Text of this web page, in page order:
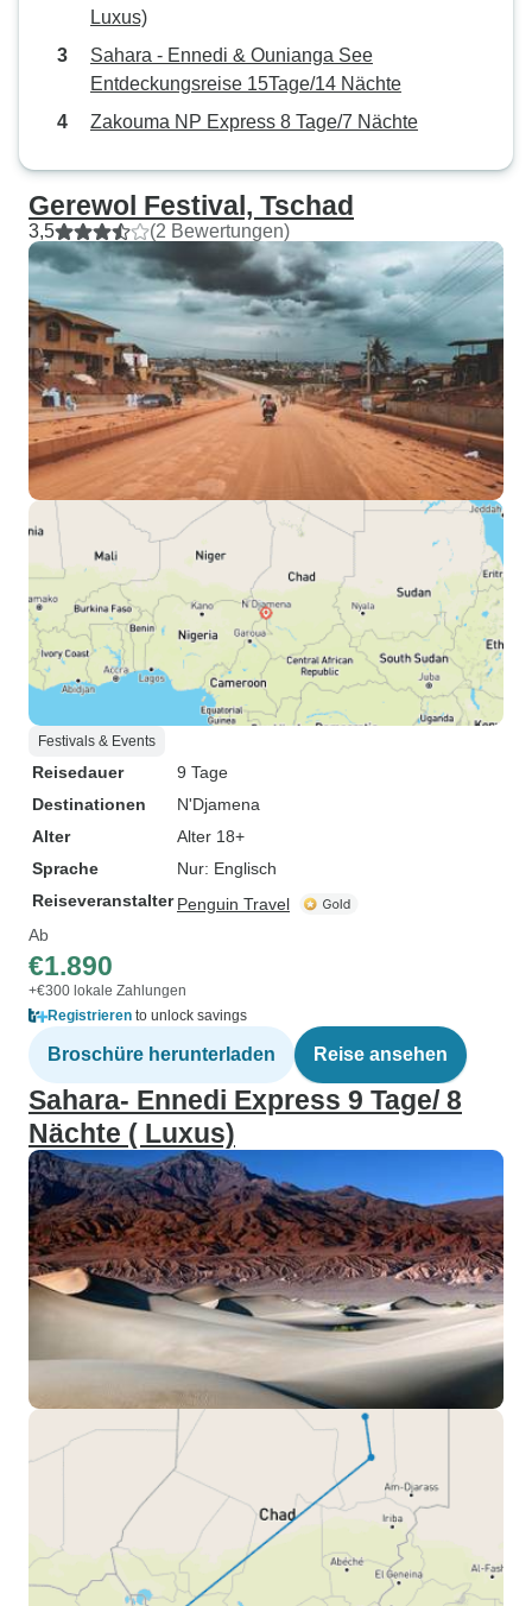
Luxus)
Sahara - Ennedi & Ounianga See
Entdeckungsreise 15Tage/14 Nächte
Zakouma NP Express 8 Tage/7 Nächte
Gerewol Festival, Tschad
3,5 (2 Bewertungen)
Festivals & Events
Reisedauer
9 Tage
Destinationen
N'Djamena
Alter
Alter 18+
Sprache
Nur: Englisch
Reiseveranstalter Penguin Travel
Ab
€1.890
+€300 lokale Zahlungen
Registrieren to unlock savings
Broschüre herunterladen Reise ansehen
Sahara- Ennedi Express 9 Tage/ 8
Nächte ( Luxus)